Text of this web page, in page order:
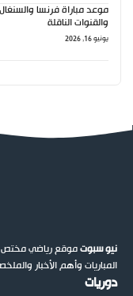
والقنوات الناقلة
يونيو 16, 2026
نيو سبوتموقع رياضي مختص
المباريات وأهم الأخبار
دوريات